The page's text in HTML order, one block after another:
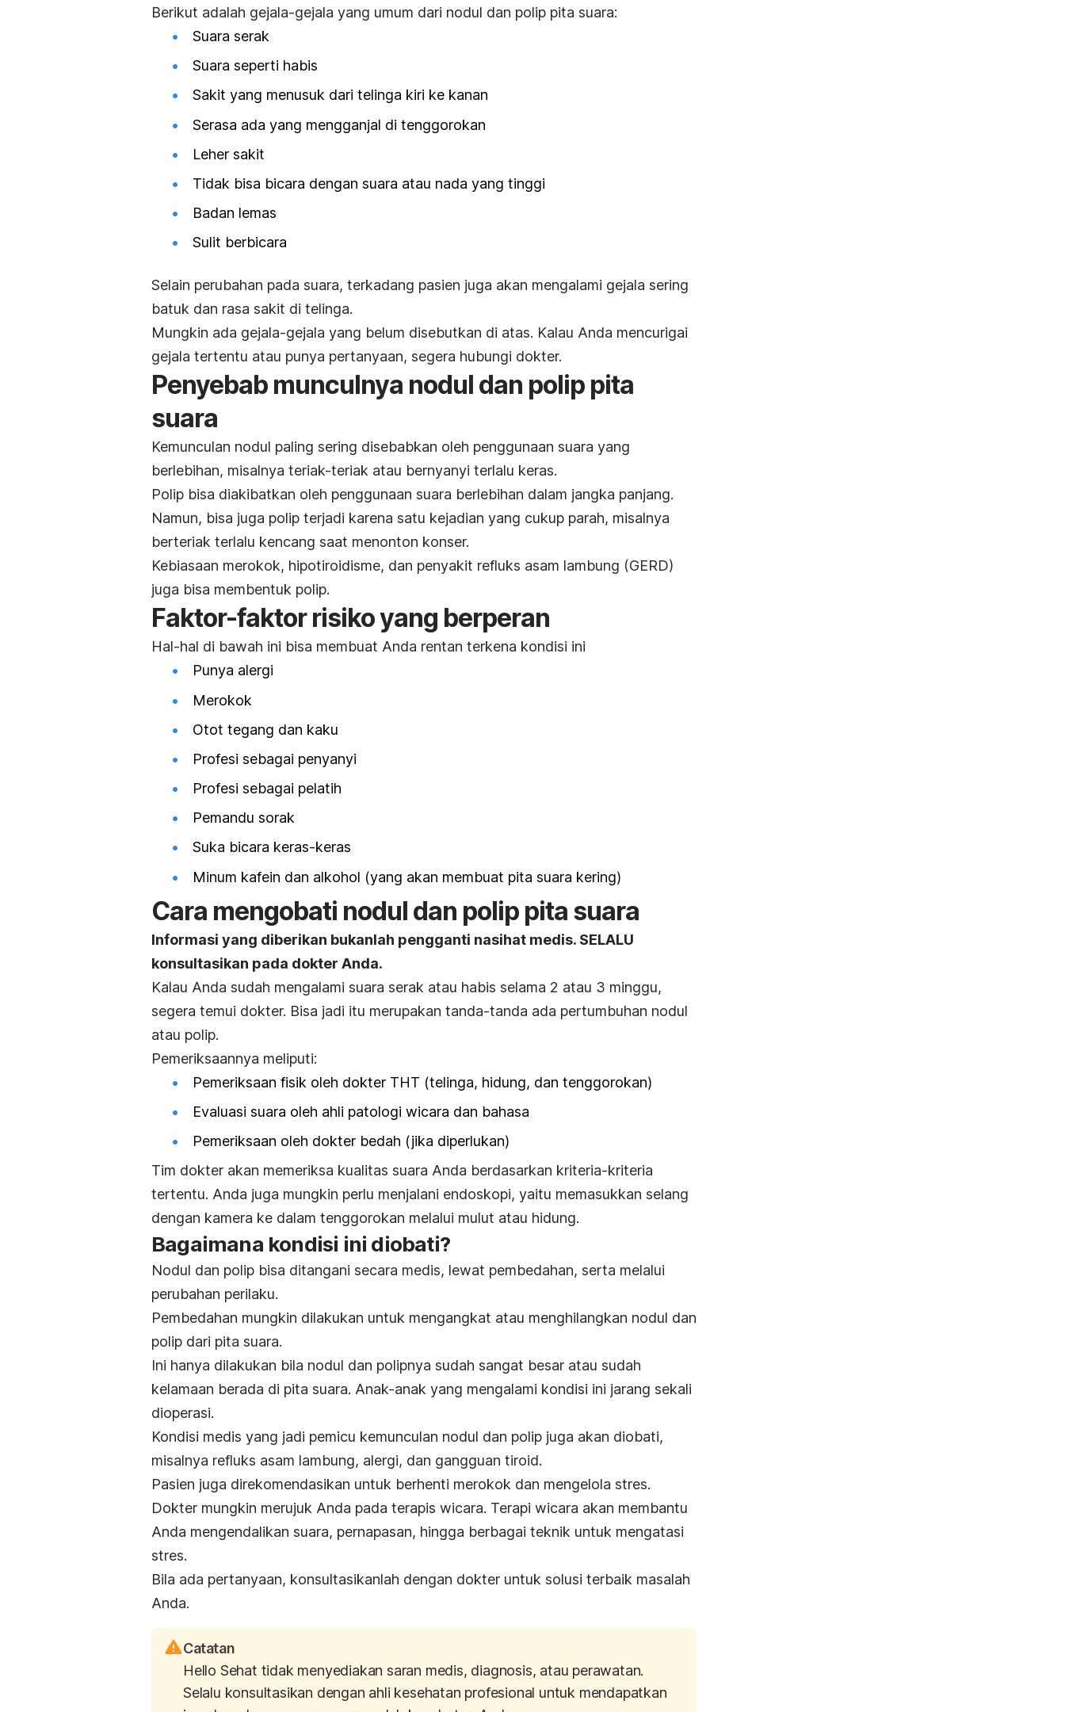
Berikut adalah gejala-gejala yang umum dari nodul dan polip pita suara:
Suara serak
Suara seperti habis
Sakit yang menusuk dari telinga kiri ke kanan
Serasa ada yang mengganjal di tenggorokan
Leher sakit
Tidak bisa bicara dengan suara atau nada yang tinggi
Badan lemas
Sulit berbicara
Selain perubahan pada suara, terkadang pasien juga akan mengalami gejala sering
batuk dan rasa sakit di telinga.
Mungkin ada gejala-gejala yang belum disebutkan di atas. Kalau Anda mencurigai
gejala tertentu atau punya pertanyaan, segera hubungi dokter.
Penyebab munculnya nodul dan polip pita
suara
Kemunculan nodul paling sering disebabkan oleh penggunaan suara yang
berlebihan, misalnya teriak-teriak atau bernyanyi terlalu keras.
Polip bisa diakibatkan oleh penggunaan suara berlebihan dalam jangka panjang.
Namun, bisa juga polip terjadi karena satu kejadian yang cukup parah, misalnya
berteriak terlalu kencang saat menonton konser.
Kebiasaan merokok, hipotiroidisme, dan penyakit refluks asam lambung (GERD)
juga bisa membentuk polip.
Faktor-faktor risiko yang berperan
Hal-hal di bawah ini bisa membuat Anda rentan terkena kondisi ini
Punya alergi
Merokok
Otot tegang dan kaku
Profesi sebagai penyanyi
Profesi sebagai pelatih
Pemandu sorak
Suka bicara keras-keras
Minum kafein dan alkohol (yang akan membuat pita suara kering)
Cara mengobati nodul dan polip pita suara
Informasi yang diberikan bukanlah pengganti nasihat medis. SELALU
konsultasikan pada dokter Anda.
Kalau Anda sudah mengalami suara serak atau habis selama 2 atau 3 minggu,
segera temui dokter. Bisa jadi itu merupakan tanda-tanda ada pertumbuhan nodul
atau polip.
Pemeriksaannya meliputi:
Pemeriksaan fisik oleh dokter THT (telinga, hidung, dan tenggorokan)
Evaluasi suara oleh ahli patologi wicara dan bahasa
Pemeriksaan oleh dokter bedah (jika diperlukan)
Tim dokter akan memeriksa kualitas suara Anda berdasarkan kriteria-kriteria
tertentu. Anda juga mungkin perlu menjalani endoskopi, yaitu memasukkan selang
dengan kamera ke dalam tenggorokan melalui mulut atau hidung.
Bagaimana kondisi ini diobati?
Nodul dan polip bisa ditangani secara medis, lewat pembedahan, serta melalui
perubahan perilaku.
Pembedahan mungkin dilakukan untuk mengangkat atau menghilangkan nodul dan
polip dari pita suara.
Ini hanya dilakukan bila nodul dan polipnya sudah sangat besar atau sudah
kelamaan berada di pita suara. Anak-anak yang mengalami kondisi ini jarang sekali
dioperasi.
Kondisi medis yang jadi pemicu kemunculan nodul dan polip juga akan diobati,
misalnya refluks asam lambung, alergi, dan gangguan tiroid.
Pasien juga direkomendasikan untuk berhenti merokok dan mengelola stres.
Dokter mungkin merujuk Anda pada terapis wicara. Terapi wicara akan membantu
Anda mengendalikan suara, pernapasan, hingga berbagai teknik untuk mengatasi
stres.
Bila ada pertanyaan, konsultasikanlah dengan dokter untuk solusi terbaik masalah
Anda.
Catatan
Hello Sehat tidak menyediakan saran medis, diagnosis, atau perawatan.
Selalu konsultasikan dengan ahli kesehatan profesional untuk mendapatkan